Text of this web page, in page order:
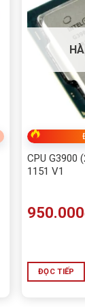
CPU G3900
1151 V1
950.000
ĐỌC TIẾP